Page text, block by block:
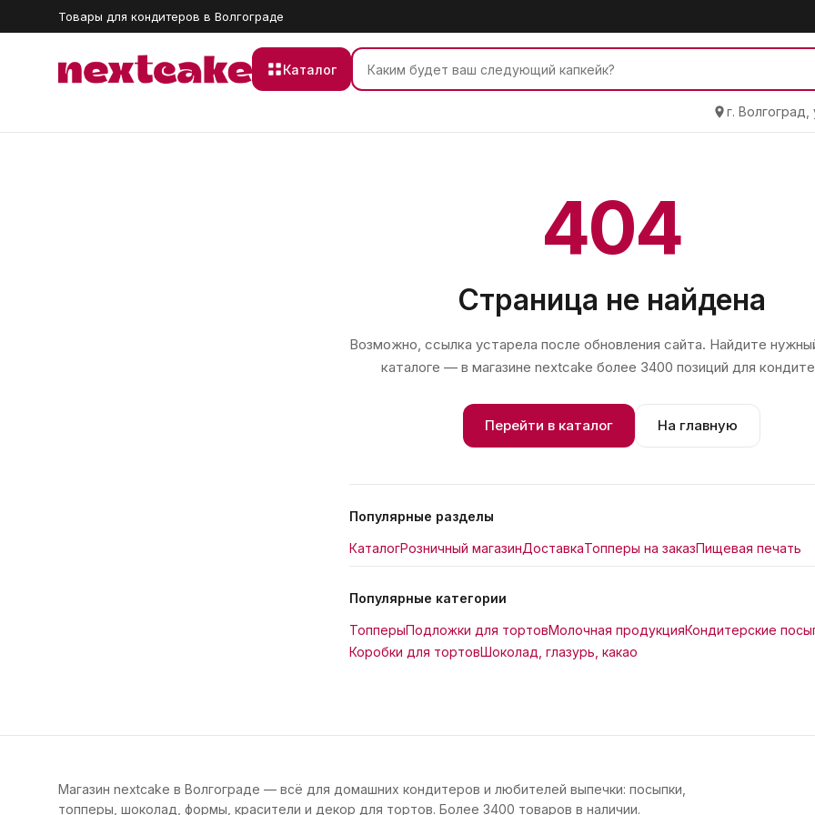
Товары для кондитеров в Волгограде
Каталог
г.
404
Страница не найдена
Возможно, ссылка устарела после обновления сайта. Найдите
каталоге — в магазине nextcake более 3400 позиций для
Перейти в каталог На главную
Популярные разделы
КаталогРозничный магазинДоставкаТопперы на заказПищевая печать
Популярные категории
ТопперыПодложки для тортовМолочная продукцияКондитерские
Коробки для тортовШоколад, глазурь, какао
Магазин nextcake в Волгограде — всё для домашних кондитеров и любителей выпечки: посыпки,
топперы, шоколад, формы, красители и декор для тортов. Более 3400 товаров в наличии.